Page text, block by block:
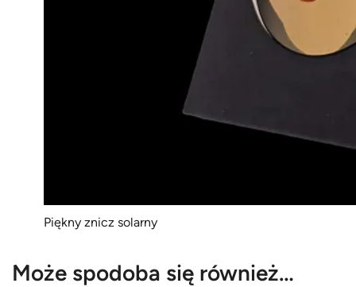
Piękny znicz solarny
Może spodoba się również…